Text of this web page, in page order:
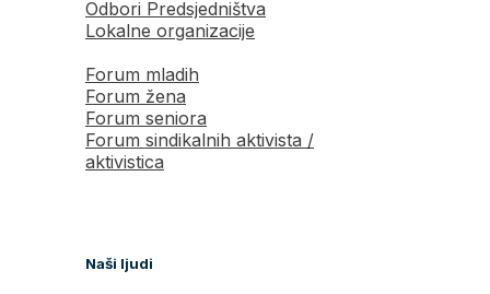
Odbori Predsjedništva
Lokalne organizacije
Forum mladih
Forum žena
Forum seniora
Forum sindikalnih aktivista /
aktivistica
Naši ljudi